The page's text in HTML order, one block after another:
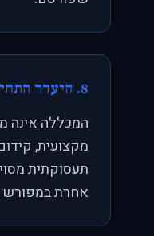
8. היעדר התחייבות לתוצאה
המכללה אינה
מקצועית,
תעסוקתית
אחרת במפורש